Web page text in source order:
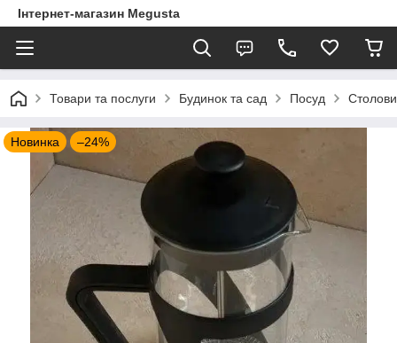
Інтернет-магазин Megusta
Товари та послуги Будинок та сад Посуд
Новинка –24%